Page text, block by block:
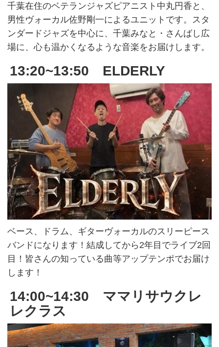
千葉在住のベテランジャズピアニスト中丸円香と、
男性ヴォーカル佐野剛一によるユニットです。スタ
ンダードジャズを中心に、千葉みなと・さんばし広
場に、心も温かくなるような音楽をお届けします。
13:20~13:50 ELDERLY
ベース、ドラム、ギターヴォーカルのスリーピース
バンドになります！結成してから2年目でライブ2回
目！皆さんの知っている曲等アップテンポでお届け
します！
14:00~14:30 ママリサウクレ
レクラス